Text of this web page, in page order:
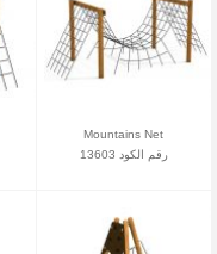
Mountains Net
رقم الكود 13603